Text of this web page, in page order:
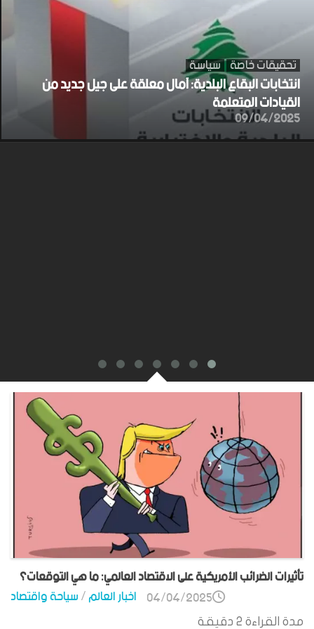
تحقيقات خاصة سياسة
انتخابات البقاع البلدية: آمال معلقة على جيل جديد من
القيادات المتعلمة
09/04/2025
تأثيرات الضرائب الأمريكية على الاقتصاد العالمي: ما هي التوقعات؟
اخبار العالم/سياحة واقتصاد 04/04/2025
مدة القراءة 2 دقيقة